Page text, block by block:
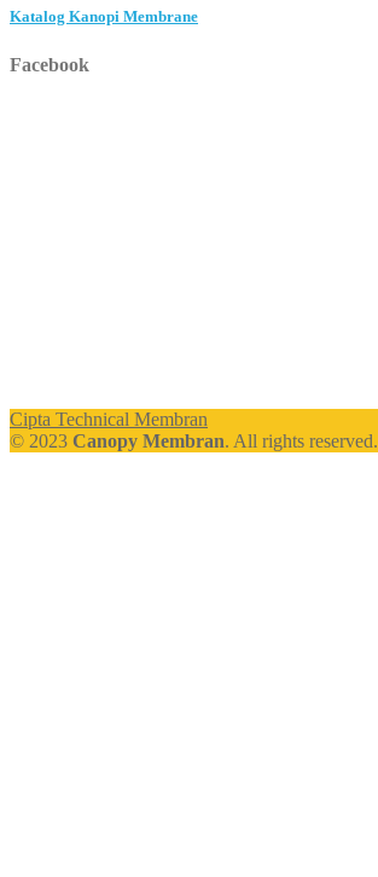
Katalog Kanopi Membrane
Facebook
Cipta Technical Membran
© 2023 Canopy Membran. All rights reserved.